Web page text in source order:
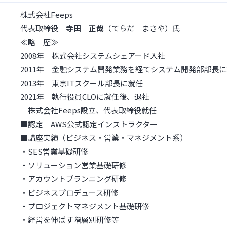
株式会社Feeps
代表取締役 寺田 正哉 （てらだ まさや）氏
≪略 歴≫
2008年 株式会社システムシェアード入社
2011年 金融システム開発業務を経てシステム開発部部長
2013年 東京ITスクール部長に就任
2021年 執行役員CLOに就任後、退社
株式会社Feeps設立、代表取締役就任
■認定 AWS公式認定インストラクター
■講座実績（ビジネス・営業・マネジメント系）
・SES営業基礎研修
・ソリューション営業基礎研修
・アカウントプランニング研修
・ビジネスプロデュース研修
・プロジェクトマネジメント基礎研修
・経営を伸ばす階層別研修等